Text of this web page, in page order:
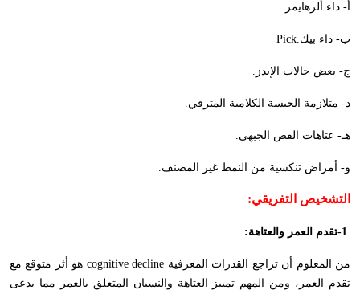
أ- داء ألزهايمر .
ب- داء بيكPick.
ج- بعض حالات الإيدز .
د- متلازمة الحبسة الكلامية المترقي.
هـ- عتاهات الفص الجبهي.
و- أمراض تنكسية من النمط غير المصنف.
التشخيص التفريقي:
-1تقدم العمر والعتاهة:
من المعلوم أن تراجع القدرات المعرفية cognitive decline هو أثر متوقع مع
تقدم العمر، ومن المهم تمييز العتاهة والنسيان المتعلق بالعمر مما يدعى